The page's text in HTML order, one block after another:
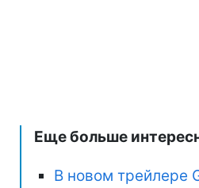
Еще больше
В новом трейлере